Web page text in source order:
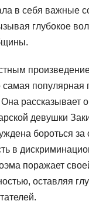
в себя важные
глубокое
самая популярная
рассказывает
девушки
бороться за
в
поражает
оставляя